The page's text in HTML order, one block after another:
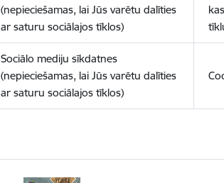
(nepieciešamas, lai Jūs varētu dalīties
ar saturu sociālajos tīklos)
Sociālo mediju sīkdatnes
(nepieciešamas, lai Jūs varētu dalīties
ar saturu sociālajos tīklos)